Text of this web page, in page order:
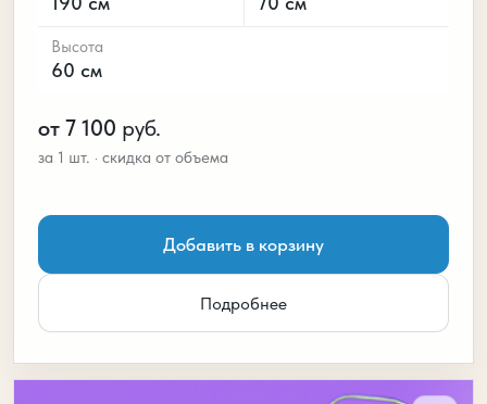
Высота
60 см
от 7 100 руб.
Добавить в корзину
Подробнее